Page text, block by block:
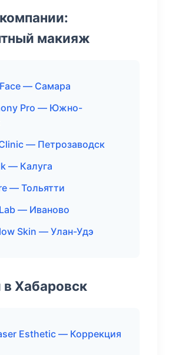
макияж
— Самара
Pro — Южно-
— Петрозаводск
— Калуга
— Тольятти
— Иваново
Skin — Улан-Удэ
Хабаровск
Esthetic — Коррекция